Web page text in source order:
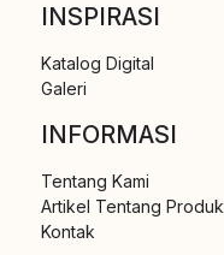
INSPIRASI
Katalog Digital
Galeri
INFORMASI
Tentang Kami
Artikel Tentang Produk
Kontak